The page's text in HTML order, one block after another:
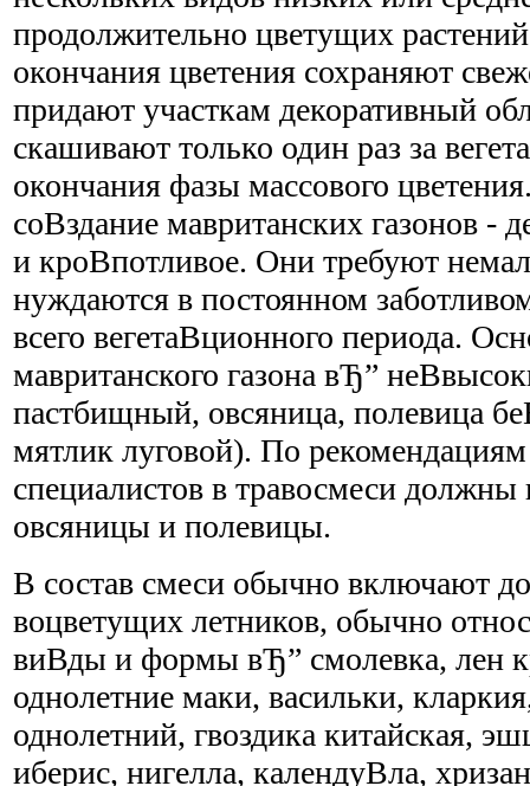
продолжительно цветущих
окончания цветения сохраняют
придают участкам декоративный
скашивают только один раз за
окончания фазы массового
соВ­здание мавританских газонов -
и кроВ­потливое. Они требуют
нуждаются в постоянном
всего вегетаВ­ционного периода.
мавританского газона вЂ”
пастбищный, овсяница, полевица
мятлик луговой). По
специалистов в травосмеси должны
овсяницы и полевицы.
В состав смеси обычно включают
воцветущих летников, обычно
виВ­ды и формы вЂ” смолевка, лен
однолетние маки, васильки,
однолетний, гвоздика китайская,
иберис, нигелла, календуВ­ла,